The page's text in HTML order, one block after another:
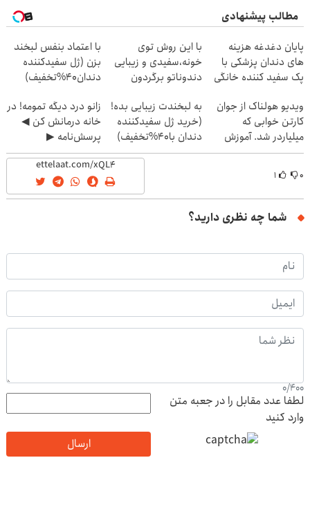
مطالب پیشنهادی
پایان دغدغه هزینه
های دندان پزشکی با
پک سفید کننده خانگی
با این روش توی
خونه،سفیدی و زیبایی
دندوناتو برگردون
با اعتماد بنفس لبخند
بزن (ژل سفیدکننده
دندان40%تخفیف)
ویدیو هولناک از جوان
کارتن خوابی که
میلیاردر شد. آموزش
رایگان
به لبخندت زیبایی بده!
(خرید ژل سفیدکننده
دندان با40%تخفیف)
زانو درد دیگه تمومه! در
خانه درمانش کن ◀
پرسش‌نامه ▶
۰ ۱
شما چه نظری دارید؟
0/400
لطفا عدد مقابل را در جعبه متن
وارد کنید
ارسال